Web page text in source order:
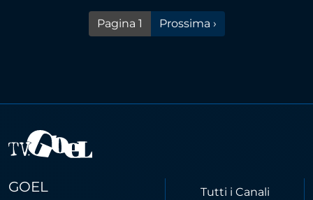
Pagina 1 Pagina successiva
Prossima ›
GOEL Tutti i Canali